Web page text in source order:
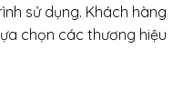
sử dụng. Khách hàng
chọn các thương hiệu